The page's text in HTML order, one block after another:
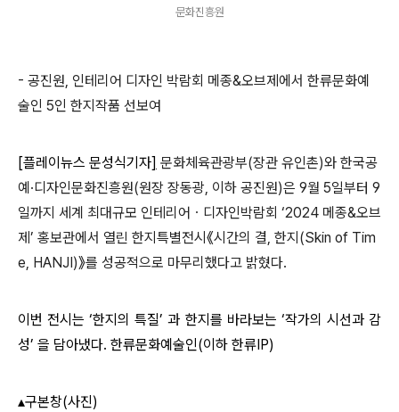
문화진흥원
- 공진원, 인테리어 디자인 박람회 메종&오브제에서 한류문화예
술인 5인 한지작품 선보여
[플레이뉴스 문성식기자] 문화체육관광부(장관 유인촌)와 한국공
예·디자인문화진흥원(원장 장동광, 이하 공진원)은 9월 5일부터 9
일까지 세계 최대규모 인테리어ㆍ디자인박람회 ‘2024 메종&오브
제’ 홍보관에서 열린 한지특별전시《시간의 결, 한지(Skin of Tim
e, HANJI)》를 성공적으로 마무리했다고 밝혔다.
이번 전시는 ‘한지의 특질’ 과 한지를 바라보는 ‘작가의 시선과 감
성’ 을 담아냈다. 한류문화예술인(이하 한류IP)
▴구본창(사진)